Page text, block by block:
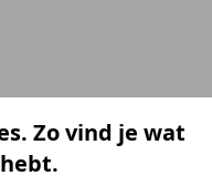
Zo vind je wat